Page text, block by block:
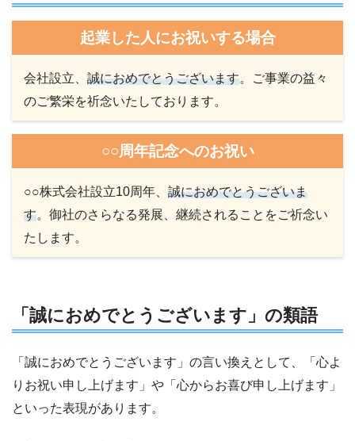
起業した人にお祝いする場合
会社設立、 誠におめでとうございます。ご事業の益々
のご繁栄を祈念いたしております。
○○周年記念へのお祝い
○○株式会社設立10周年、 誠におめでとうございま
す。御社のさらなる発展、継続されることをご祈念い
たします。
「誠におめでとうございます」の類語
「誠におめでとうございます」の言い換えとして、「心よ
りお祝い申し上げます」や「心からお喜び申し上げます」
といった表現があります。